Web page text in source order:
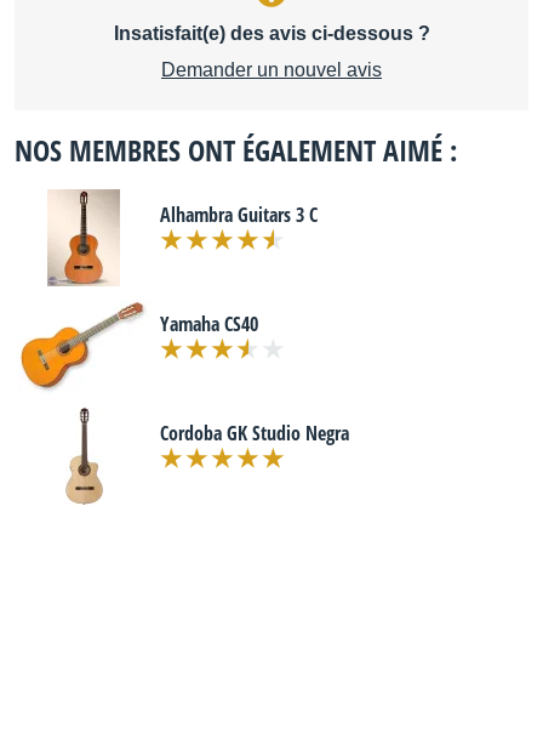
Insatisfait(e) des avis ci-dessous ?
Demander un nouvel avis
NOS MEMBRES ONT ÉGALEMENT AIMÉ :
Alhambra Guitars 3 C
Yamaha CS40
Cordoba GK Studio Negra